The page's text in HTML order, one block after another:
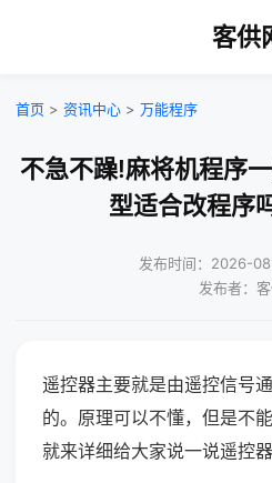
客供
首页 > 资讯中心 > 万能程序
不急不躁!麻将机程序
型适合改程序
发布时间：2026-
发布者：
遥控器主要就是由遥控信号
的。原理可以不懂，但是不
就来详细给大家说一说遥控